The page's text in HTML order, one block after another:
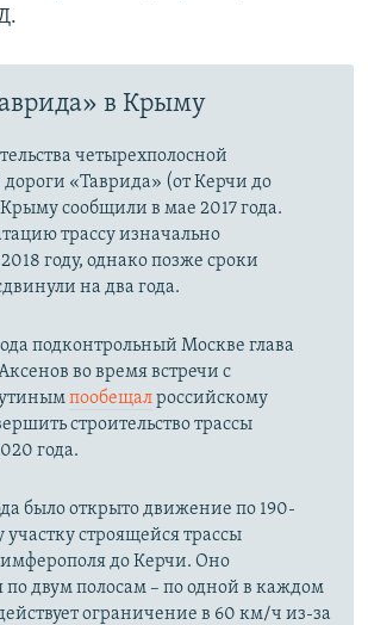
в Крыму
четырехполосной
«Таврида» (от Керчи до
сообщили в мае 2017 года.
трассу изначально
году, однако позже сроки
на два года.
подконтрольный Москве глава
во время встречи с
пообещалроссийскому
строительство трассы
года.
было открыто движение по 190-
строящейся трассы
до Керчи. Оно
по двум полосам – по одной в каждом
ограничение в 60 км/ч из-за